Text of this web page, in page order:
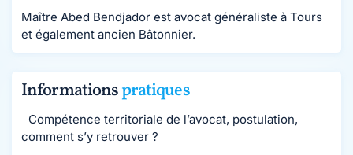
Maître Abed Bendjador est avocat généraliste à Tours
et également ancien Bâtonnier.
Informationspratiques
Compétence territoriale de l’avocat, postulation,
comment s’y retrouver ?